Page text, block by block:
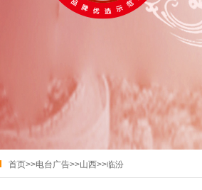
首页>>电台广告>>山西>>临汾